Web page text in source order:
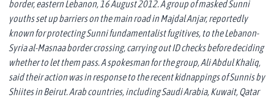
border, eastern Lebanon, 16 August 2012. A group of masked Sunni
youths set up barriers on the main road in Majdal Anjar, reportedly
known for protecting Sunni fundamentalist fugitives, to the Lebanon-
Syria al-Masnaa border crossing, carrying out ID checks before deciding
whether to let them pass. A spokesman for the group, Ali Abdul Khaliq,
said their action was in response to the recent kidnappings of Sunnis by
Shiites in Beirut. Arab countries, including Saudi Arabia, Kuwait, Qatar